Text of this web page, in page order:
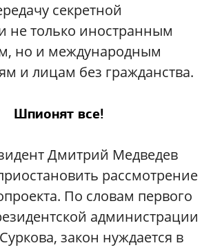
секретной
не только иностранным
но и международным
и лицам без гражданства.
Шпионят все!
Дмитрий Медведев
рассмотрение
По словам первого
администрации
закон нуждается в